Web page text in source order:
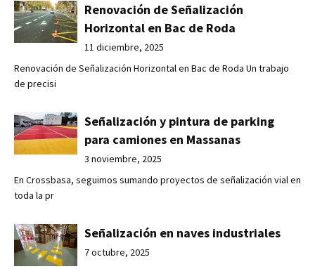
Renovación de Señalización
Horizontal en Bac de Roda
11 diciembre, 2025
Renovación de Señalización Horizontal en Bac de Roda Un trabajo
de precisi
Señalización y pintura de parking
para camiones en Massanas
3 noviembre, 2025
En Crossbasa, seguimos sumando proyectos de señalización vial en
toda la pr
Señalización en naves industriales
7 octubre, 2025